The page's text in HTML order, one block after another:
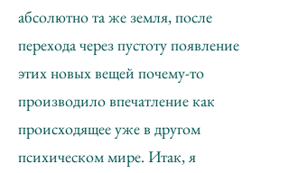
абсолютно та же земля, после
перехода через пустоту появление
этих новых вещей почему-то
производило впечатление как
происходящее уже в другом
психическом мире. Итак, я